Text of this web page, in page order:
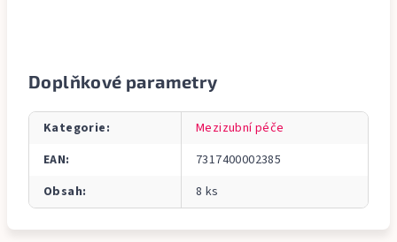
Doplňkové parametry
Kategorie:
Mezizubní péče
EAN:
7317400002385
Obsah: 8 ks